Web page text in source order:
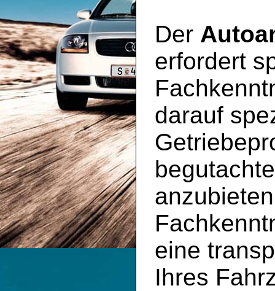
Der
erfordert
darauf
eine
Ihres